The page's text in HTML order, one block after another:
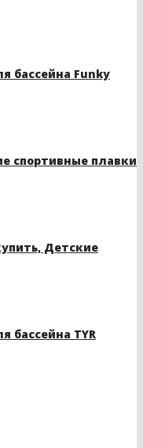
бассейна Funky
спортивные плавки
Детские
бассейна TYR